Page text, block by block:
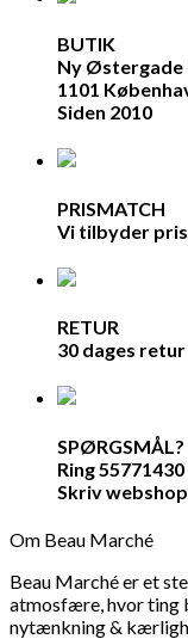
BUTIK
Ny Østergade
1101
Siden 2010
PRISMATCH
Vi tilbyder
RETUR
30 dages retur
SPØRGSMÅL?
Ring 55771430
Skriv
Om Beau Marché
Beau Marché er et
atmosfære, hvor ting
nytænkning &